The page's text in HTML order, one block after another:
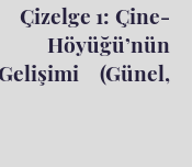
1: Çine-
(Günel,